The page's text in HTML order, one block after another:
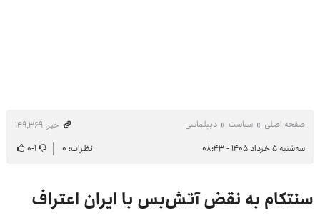
صفحه اصلی سیاست دیپلماسی
خبر: ۱۴۹٬۳۶۹
سه‌شنبه ۵ خرداد ۱۴۰۵ - ۰۸:۴۳
نظرات: ۰ ۱-۰
سنتکام به نقض آتش‌بس با ایران اعتراف